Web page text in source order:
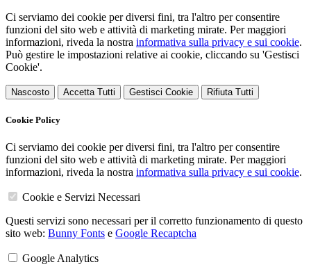
Ci serviamo dei cookie per diversi fini, tra l'altro per consentire
funzioni del sito web e attività di marketing mirate. Per maggiori
informazioni, riveda la nostra informativa sulla privacy e sui cookie.
Può gestire le impostazioni relative ai cookie, cliccando su 'Gestisci
Cookie'.
Nascosto Accetta Tutti Gestisci Cookie Rifiuta Tutti
Cookie Policy
Ci serviamo dei cookie per diversi fini, tra l'altro per consentire
funzioni del sito web e attività di marketing mirate. Per maggiori
informazioni, riveda la nostra informativa sulla privacy e sui cookie.
Cookie e Servizi Necessari
Questi servizi sono necessari per il corretto funzionamento di questo
sito web: Bunny Fonts e Google Recaptcha
Google Analytics